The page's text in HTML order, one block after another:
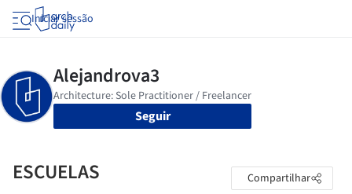
Iniciar sessão
Seguir
ESCUELAS Compartilhar